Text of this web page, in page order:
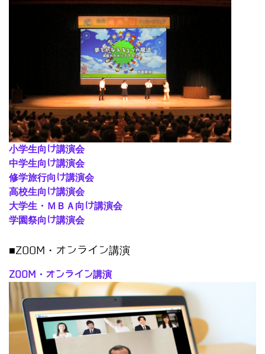
小学生向け講演会
中学生向け講演会
修学旅行向け講演会
高校生向け講演会
大学生・ＭＢＡ向け講演会
学園祭向け講演会
■ZOOM・オンライン講演
ZOOM・オンライン講演